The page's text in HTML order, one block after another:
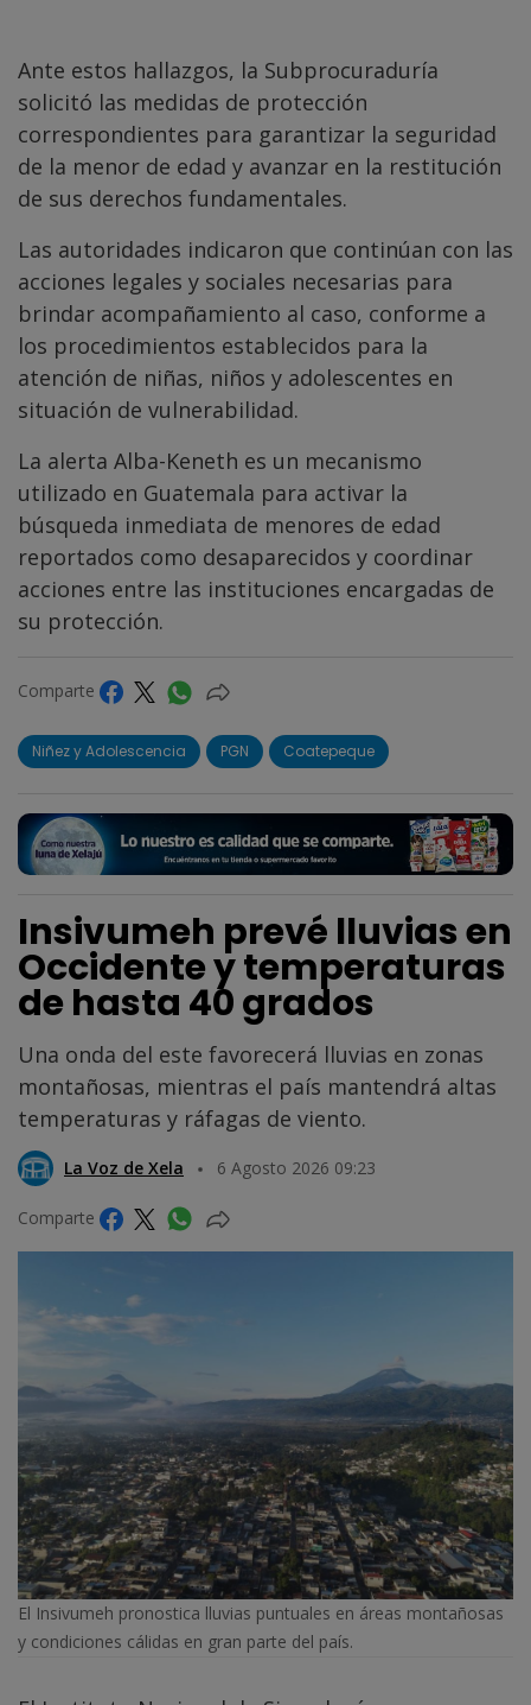
Ante estos hallazgos, la Subprocuraduría
solicitó las medidas de protección
correspondientes para garantizar la seguridad
de la menor de edad y avanzar en la restitución
de sus derechos fundamentales.
Las autoridades indicaron que continúan con las
acciones legales y sociales necesarias para
brindar acompañamiento al caso, conforme a
los procedimientos establecidos para la
atención de niñas, niños y adolescentes en
situación de vulnerabilidad.
La alerta Alba-Keneth es un mecanismo
utilizado en Guatemala para activar la
búsqueda inmediata de menores de edad
reportados como desaparecidos y coordinar
acciones entre las instituciones encargadas de
su protección.
Comparte
Niñez y Adolescencia PGN Coatepeque
Insivumeh prevé lluvias en
Occidente y temperaturas
de hasta 40 grados
Una onda del este favorecerá lluvias en zonas
montañosas, mientras el país mantendrá altas
temperaturas y ráfagas de viento.
La Voz de Xela 6 Agosto 2026 09:23
Comparte
El Insivumeh pronostica lluvias puntuales en áreas montañosas
y condiciones cálidas en gran parte del país.